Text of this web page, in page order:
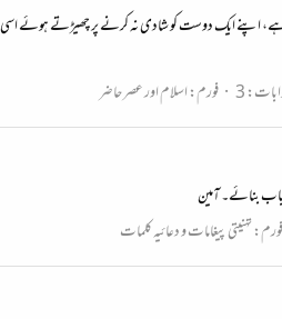
ہے، اپنے ایک دوست کو شادی نہ کرنے پر چھیڑتے ہوئے
3 فورم:اسلام اور عصر حاضر
بنائے۔ آمین
فورم:تہنیتی پیغامات و دعائیہ کلمات